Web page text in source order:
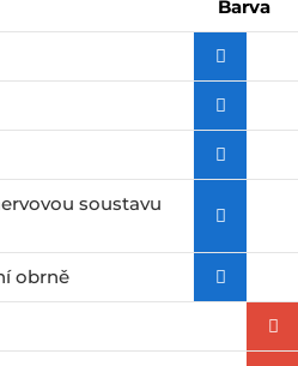
Barva
soustavu
obrně